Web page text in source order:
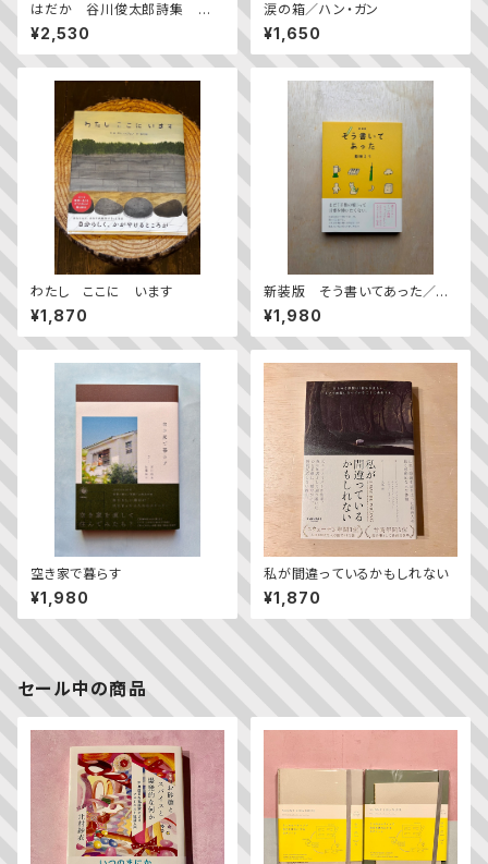
はだか 谷川俊太郎詩集 新
装版
¥2,530
涙の箱／ハン・ガン
¥1,650
わたし ここに います
¥1,870
新装版 そう書いてあった／益
田ミリ
¥1,980
空き家で暮らす
¥1,980
私が間違っているかもしれない
¥1,870
セール中の商品